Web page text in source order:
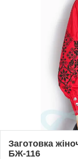
Заготовка
БЖ-116